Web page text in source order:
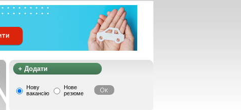
+ Додати
Нову
вакансію
Нове
резюме